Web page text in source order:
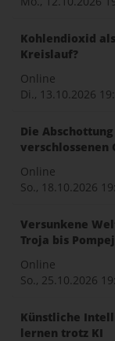
Kohlendioxid
Kreislauf?
Online
Di., 13.10.2026
Die
verschlossenen
Online
So., 18.10.2026
Versunkene
Troja bis
Online
So., 25.10.2026
Künstliche
lernen trotz KI